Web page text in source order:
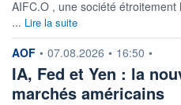
AIFC.O , une société
... Lire la suite
information fournie par
AOF • 07.08.2026 • 16:50 •
IA, Fed et Yen : la
marchés américains